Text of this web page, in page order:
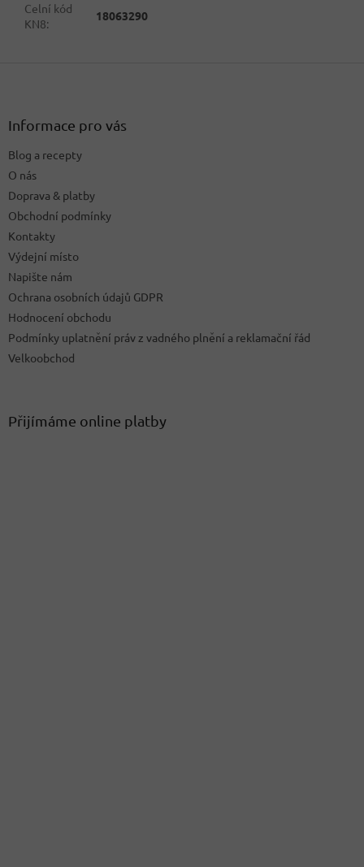
Celní kód
KN8:
18063290
Informace pro vás
Blog a recepty
O nás
Doprava & platby
Obchodní podmínky
Kontakty
Výdejní místo
Napište nám
Ochrana osobních údajů GDPR
Hodnocení obchodu
Podmínky uplatnění práv z vadného plnění a reklamační řád
Velkoobchod
Přijímáme online platby